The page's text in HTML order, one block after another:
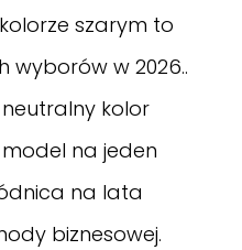
szarym to
wyborów w 2026..
kolor
na jeden
na lata
biznesowej.